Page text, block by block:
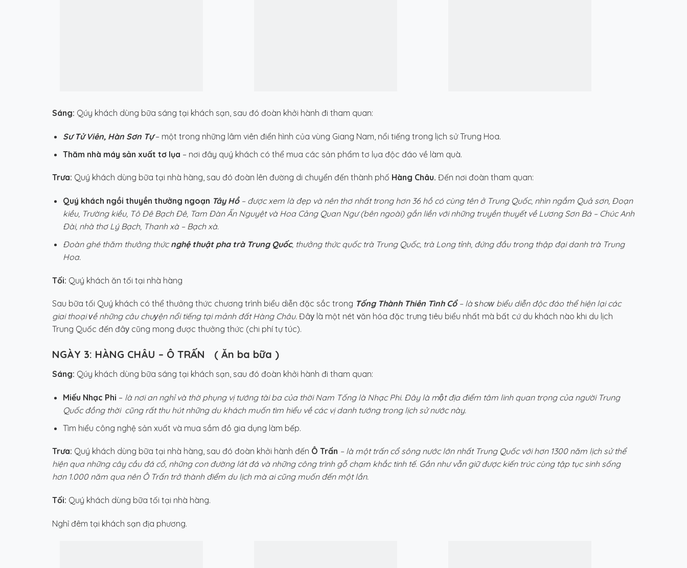
Sáng: Qúy khách dùng bữa sáng tại khách sạn, sau đó đoàn khởi hành đi tham quan:
Sư Tử Viên, Hàn Sơn Tự – một trong những lâm viên điển hình của vùng Giang Nam, nổi tiếng trong lịch sử Trung Hoa.
Thăm nhà máy sản xuất tơ lụa – nơi đây quý khách có thể mua các sản phẩm tơ lụa độc đáo về làm quà.
Trưa: Quý khách dùng bữa tại nhà hàng, sau đó đoàn lên đường di chuyển đến thành phố Hàng Châu. Đến nơi đoàn tham quan:
Quý khách ngồi thuyền thưởng ngoạn Tây Hồ – được xem là đẹp và nên thơ nhất trong hơn 36 hồ có cùng tên ở Trung Quốc, nhìn ngắm Quả sơn, Đoạn
kiều, Trường kiều, Tô Đê Bạch Đê, Tam Đàn Ấn Nguyệt và Hoa Cảng Quan Ngư (bên ngoài) gắn liền với những truyền thuyết về Lương Sơn Bá – Chúc Anh
Đài, nhà thơ Lý Bạch, Thanh xà – Bạch xà.
Đoàn ghé thăm thưởng thứcnghệ thuật pha trà Trung Quốc, thưởng thức quốc trà Trung Quốc, trà Long tỉnh, đứng đầu trong thập đại danh trà Trung
Hoa.
Tối: Quý khách ăn tối tại nhà hàng
Sau bữa tối Quý khách có thể thưởng thức chương trình biểu diễn đặc sắc trong Tống Thành Thiên Tình Cổ – là ѕhoᴡbiểu diễn độc đáo thể hiện lại các
giai thoạiᴠề những câu chuуện nổi tiếng tại mảnh đất Hàng Châu. Đâу là một nét ᴠăn hóa đặc trưng tiêu biểu nhất mà bất cứ du khách nào khi du lịch
Trung Quốc đến đâу cũng mong được thưởng thức (chi phí tự túc).
NGÀY 3: HÀNG CHÂU – Ô TRẤN ( Ăn ba bữa )
Sáng: Qúy khách dùng bữa sáng tại khách sạn, sau đó đoàn khởi hành đi tham quan:
Miếu Nhạc Phi – là nơi an nghỉ và thờ phụng vị tướng tài ba của thời Nam Tống là Nhạc Phi. Đây là một địa điểm tâm linh quan trọng của người Trung
Quốc đồng thời cũng rất thu hút những du khách muốn tìm hiểu về các vị danh tướng trong lịch sử nước này.
Tìm hiểu công nghệ sản xuất và mua sắm đồ gia dụng làm bếp.
Trưa: Quý khách dùng bữa tại nhà hàng, sau đó đoàn khởi hành đến Ô Trấn – là một trấn cổ sông nước lớn nhất Trung Quốc với hơn 1300 năm lịch sử thể
hiện qua những cây cầu đá cổ, những con đường lát đá và những công trình gỗ chạm khắc tinh tế. Gần như vẫn giữ được kiến trúc cùng tập tục sinh sống
hơn 1.000 năm qua nên Ô Trấn trở thành điểm du lịch mà ai cũng muốn đến một lần.
Tối: Quý khách dùng bữa tối tại nhà hàng.
Nghỉ đêm tại khách sạn địa phương.